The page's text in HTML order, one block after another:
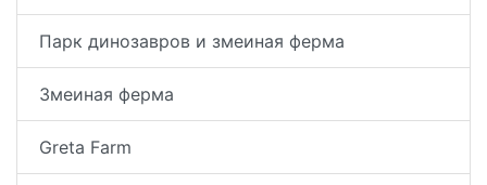
Парк динозавров и змеиная ферма
Змеиная ферма
Greta Farm